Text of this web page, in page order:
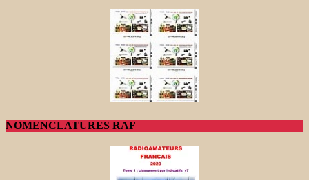
NOMENCLATURES RAF